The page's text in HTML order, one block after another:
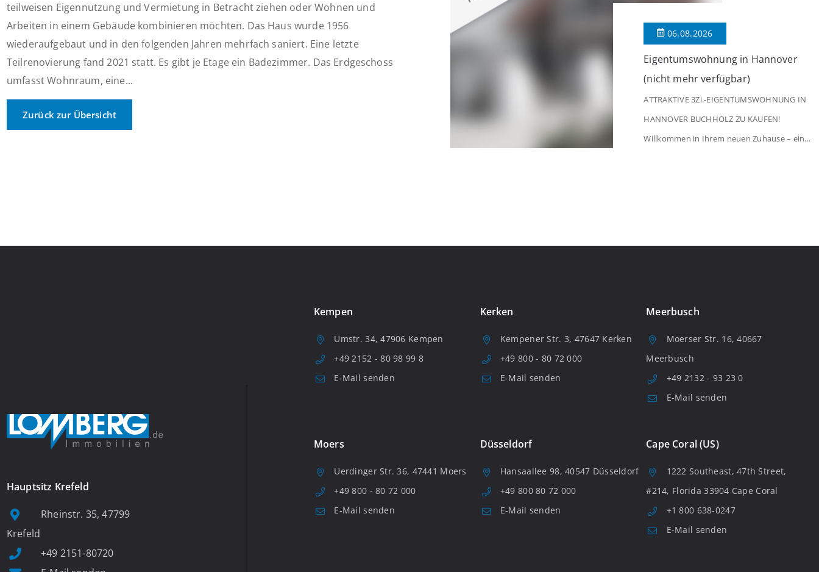
teilweisen Eigennutzung und Vermietung in Betracht ziehen oder Wohnen und
Arbeiten in einem Gebäude kombinieren möchten. Das Haus wurde 1956
wiederaufgebaut und in den folgenden Jahren mehrfach saniert. Eine letzte
Teilrenovierung fand 2021 statt. Es gibt je Etage ein Badezimmer. Das Erdgeschoss
umfasst Wohnraum, eine...
Zurück zur Übersicht
06.08.2026
Eigentumswohnung in Hannover
(nicht mehr verfügbar)
ATTRAKTIVE 3Zi.-EIGENTUMSWOHNUNG IN
HANNOVER BUCHHOLZ ZU KAUFEN!
Willkommen in Ihrem neuen Zuhause – einer
Hauptsitz Krefeld
Rheinstr. 35, 47799
Krefeld
+49 2151-80720
Kempen
Umstr. 34, 47906 Kempen
+49 2152 - 80 98 99 8
E-Mail senden
Kerken
Kempener Str. 3, 47647 Kerken
+49 800 - 80 72 000
E-Mail senden
Meerbusch
Moerser Str. 16, 40667
Meerbusch
+49 2132 - 93 23 0
E-Mail senden
Moers
Uerdinger Str. 36, 47441 Moers
+49 800 - 80 72 000
E-Mail senden
Düsseldorf
Hansaallee 98, 40547 Düsseldorf
+49 800 80 72 000
E-Mail senden
Cape Coral (US)
1222 Southeast, 47th Street,
#214, Florida 33904 Cape Coral
+1 800 638-0247
E-Mail senden